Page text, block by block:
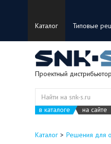
Каталог Типовые
Проектный
в каталоге на сайте
Каталог Решения для